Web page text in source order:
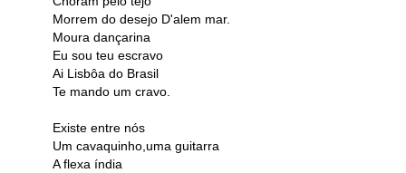
Morrem do desejo D'alem mar.
Moura dançarina
Eu sou teu escravo
Ai Lisbôa do Brasil
Te mando um cravo.
Existe entre nós
Um cavaquinho,uma guitarra
A flexa índia